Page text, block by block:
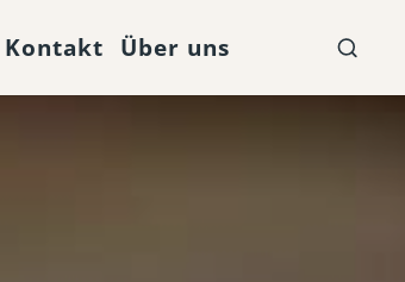
Kontakt Über uns